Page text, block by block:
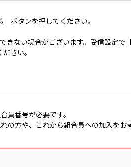
ボタンを押してください。
きない場合がございます。受信設定
さい。
員番号が必要です。
の方や、これから組合員への加入を